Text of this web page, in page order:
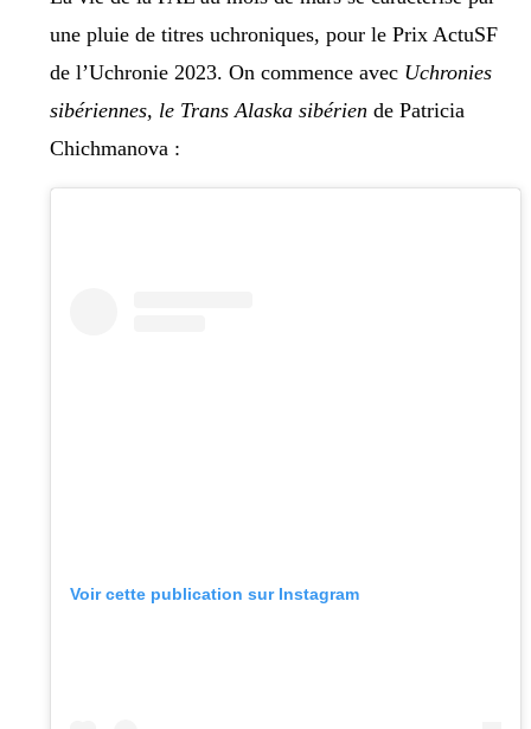
une pluie de titres uchroniques, pour le Prix ActuSF
de l’Uchronie 2023. On commence avec Uchronies
sibériennes, le Trans Alaska sibérien de Patricia
Chichmanova :
Voir cette publication sur Instagram